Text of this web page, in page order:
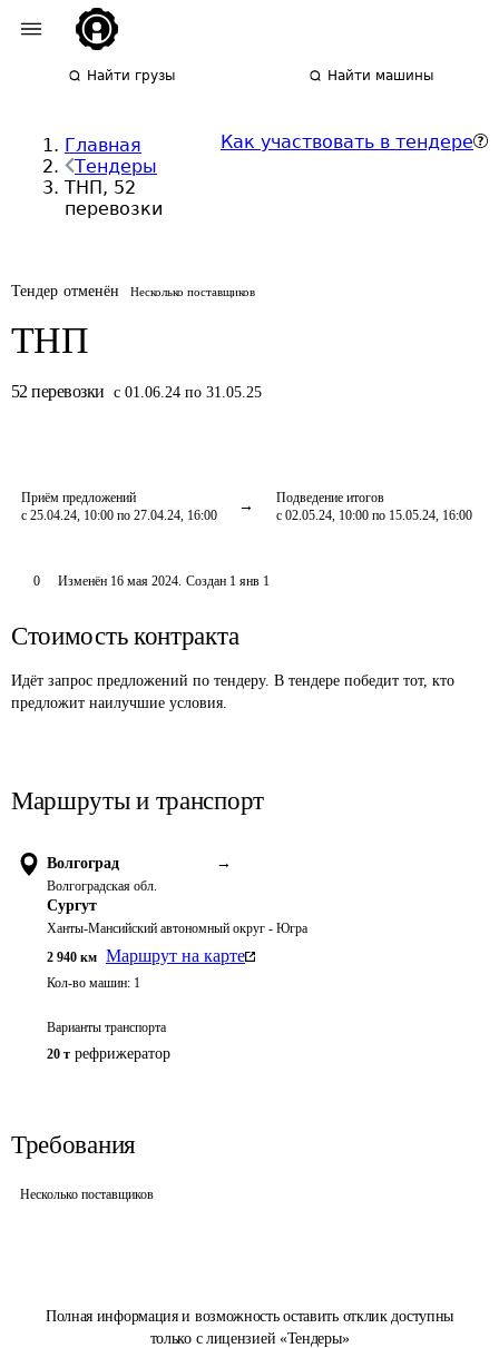
Найти грузы Найти машины
Главная
Тендеры
ТНП, 52
перевозки
Как участвовать в тендере
Тендер отменён Несколько поставщиков
ТНП
52 перевозки с 01.06.24 по 31.05.25
Приём предложений
с 25.04.24, 10:00 по 27.04.24, 16:00
Подведение итогов
с 02.05.24, 10:00 по 15.05.24, 16:00
Полная информация и возможность оставить отклик доступны
только с лицензией «Тендеры»
0 Изменён 16 мая 2024. Создан 1 янв 1
Стоимость контракта
Идёт запрос предложений по тендеру. В тендере победит тот, кто
предложит наилучшие условия.
Маршруты и транспорт
Волгоград →
Волгоградская обл.
Сургут
Ханты-Мансийский автономный округ - Югра
2 940 км Маршрут на карте
Кол-во машин: 1
Варианты транспорта
20 т рефрижератор
Требования
Несколько поставщиков